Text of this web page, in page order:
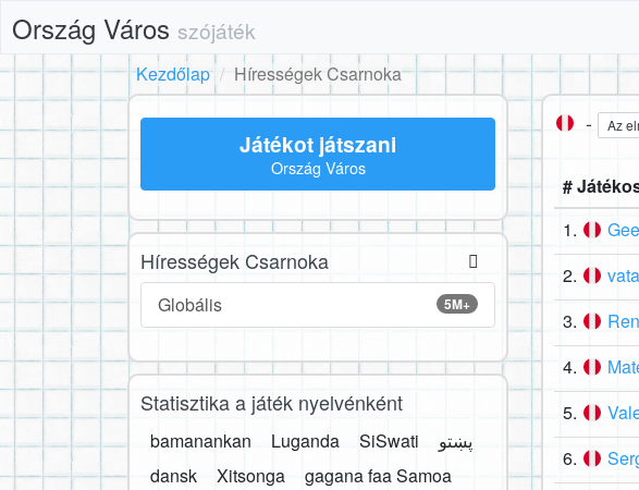
Ország Város szójáték
Kezdőlap
Hírességek Csarnoka
- Az
#
1.
2. vata
3.
4.
5.
6.
Játékot játszani
Ország Város
Hírességek Csarnoka
5M+
Globális
Statisztika a játék nyelvénként
bamanankan Luganda SiSwati
پښتو
dansk
Xitsonga
gagana faa Samoa